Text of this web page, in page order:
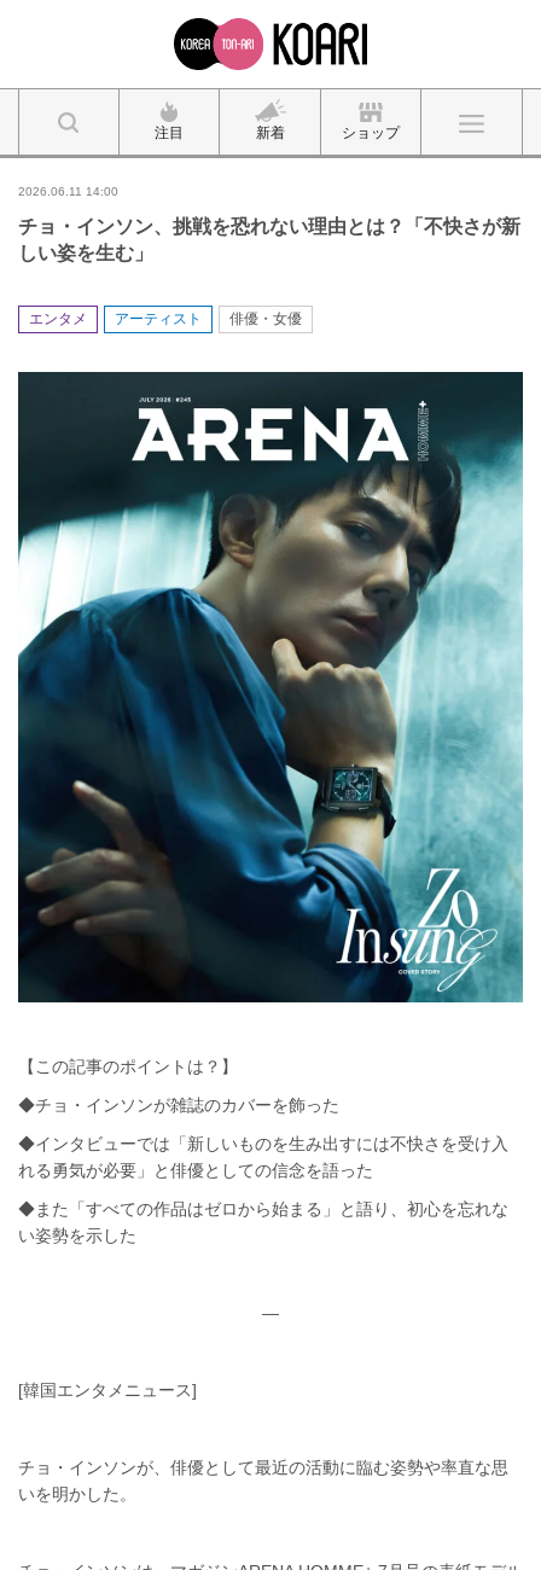
注目 新着 ショップ
2026.06.11 14:00
チョ・インソン、挑戦を恐れない理由とは？「不快さが新
しい姿を生む」
エンタメ アーティスト 俳優・女優
【この記事のポイントは？】
◆チョ・インソンが雑誌のカバーを飾った
◆インタビューでは「新しいものを生み出すには不快さを受け入
れる勇気が必要」と俳優としての信念を語った
◆また「すべての作品はゼロから始まる」と語り、初心を忘れな
い姿勢を示した
—
[韓国エンタメニュース]
チョ・インソンが、俳優として最近の活動に臨む姿勢や率直な思
いを明かした。